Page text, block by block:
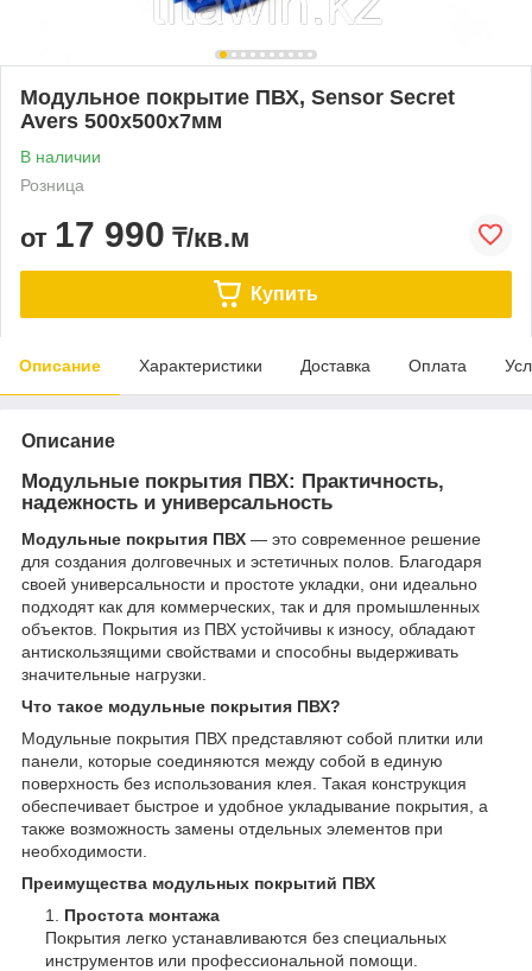
Модульное покрытие ПВХ, Sensor Secret
Avers 500х500х7мм
В наличии
Розница
от 17 990 ₸/кв.м
Купить
Описание Характеристики Доставка Оплата
Описание
Модульные покрытия ПВХ: Практичность,
надежность и универсальность
Модульные покрытия ПВХ — это современное решение
для создания долговечных и эстетичных полов. Благодаря
своей универсальности и простоте укладки, они идеально
подходят как для коммерческих, так и для промышленных
объектов. Покрытия из ПВХ устойчивы к износу, обладают
антискользящими свойствами и способны выдерживать
значительные нагрузки.
Что такое модульные покрытия ПВХ?
Модульные покрытия ПВХ представляют собой плитки или
панели, которые соединяются между собой в единую
поверхность без использования клея. Такая конструкция
обеспечивает быстрое и удобное укладывание покрытия, а
также возможность замены отдельных элементов при
необходимости.
Преимущества модульных покрытий ПВХ
Простота монтажа
Покрытия легко устанавливаются без специальных
инструментов или профессиональной помощи.